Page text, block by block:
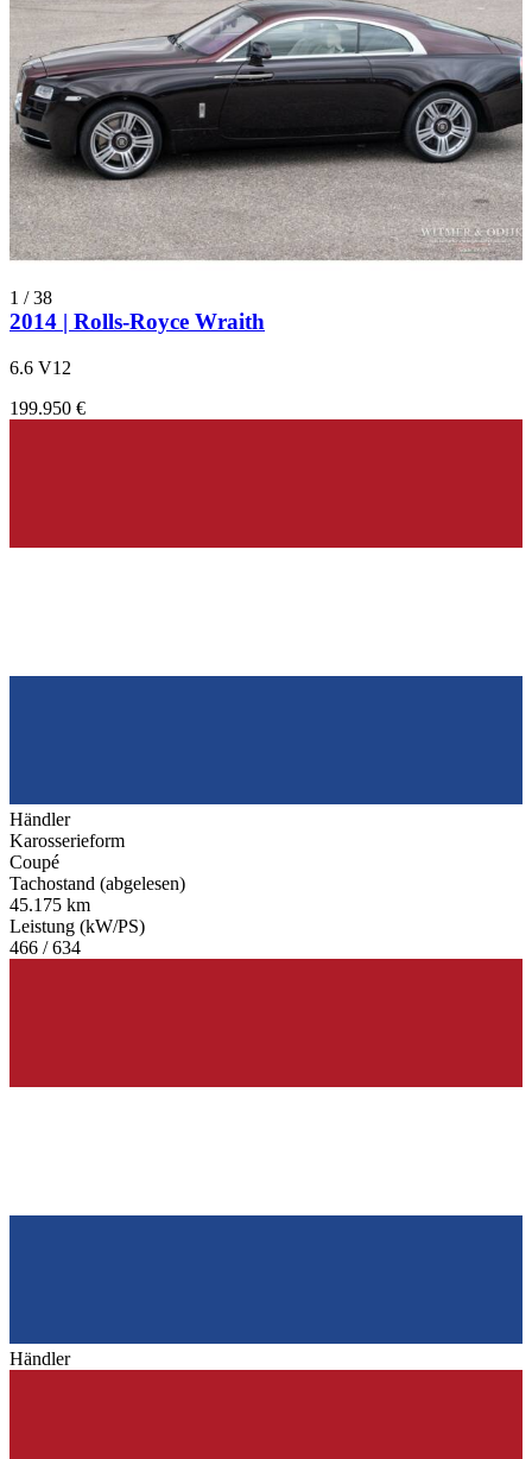
1 /38
2014 | Rolls-Royce Wraith
6.6 V12
199.950 €
Händler
Karosserieform
Coupé
Tachostand (abgelesen)
45.175 km
Leistung (kW/PS)
466 / 634
Händler